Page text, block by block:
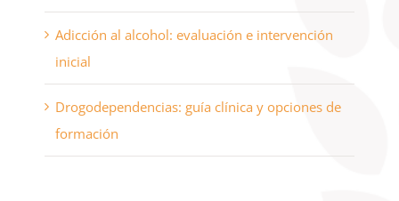
Adicción al alcohol: evaluación e intervención
inicial
Drogodependencias: guía clínica y opciones de
formación